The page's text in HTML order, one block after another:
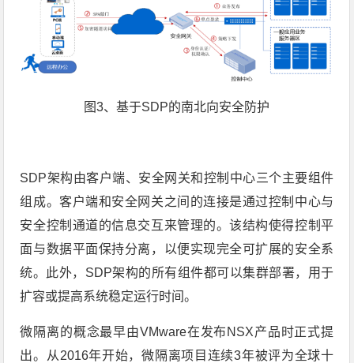
图3、基于SDP的南北向安全防护
SDP架构由客户端、安全网关和控制中心三个主要组件
组成。客户端和安全网关之间的连接是通过控制中心与
安全控制通道的信息交互来管理的。该结构使得控制平
面与数据平面保持分离，以便实现完全可扩展的安全系
统。此外，SDP架构的所有组件都可以集群部署，用于
扩容或提高系统稳定运行时间。
微隔离的概念最早由VMware在发布NSX产品时正式提
出。从2016年开始，微隔离项目连续3年被评为全球十